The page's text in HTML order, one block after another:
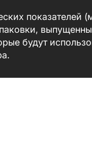
показателей
будут